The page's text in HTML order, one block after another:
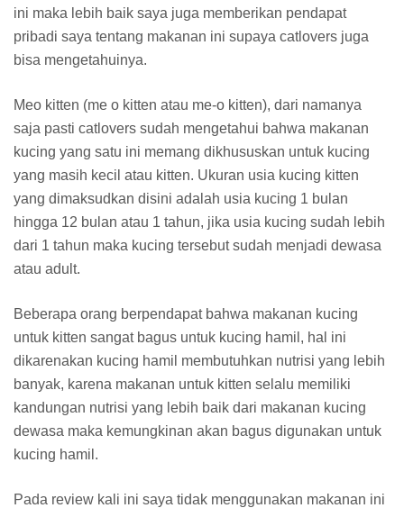
ini maka lebih baik saya juga memberikan pendapat
pribadi saya tentang makanan ini supaya catlovers juga
bisa mengetahuinya.
Meo kitten (me o kitten atau me-o kitten), dari namanya
saja pasti catlovers sudah mengetahui bahwa makanan
kucing yang satu ini memang dikhususkan untuk kucing
yang masih kecil atau kitten. Ukuran usia kucing kitten
yang dimaksudkan disini adalah usia kucing 1 bulan
hingga 12 bulan atau 1 tahun, jika usia kucing sudah lebih
dari 1 tahun maka kucing tersebut sudah menjadi dewasa
atau adult.
Beberapa orang berpendapat bahwa makanan kucing
untuk kitten sangat bagus untuk kucing hamil, hal ini
dikarenakan kucing hamil membutuhkan nutrisi yang lebih
banyak, karena makanan untuk kitten selalu memiliki
kandungan nutrisi yang lebih baik dari makanan kucing
dewasa maka kemungkinan akan bagus digunakan untuk
kucing hamil.
Pada review kali ini saya tidak menggunakan makanan ini